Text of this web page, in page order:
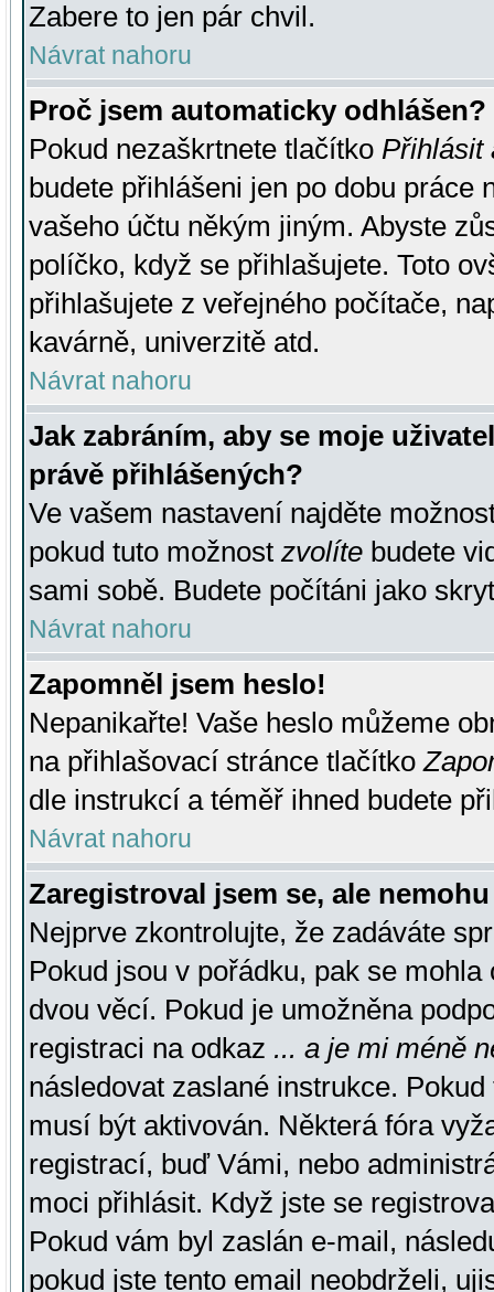
Zabere to jen pár chvil.
Návrat nahoru
Proč jsem automaticky odhlášen?
Pokud nezaškrtnete tlačítko Přihlásit
budete přihlášeni jen po dobu práce
vašeho účtu někým jiným. Abyste
políčko, když se přihlašujete. Toto
přihlašujete z veřejného počítače,
kavárně, univerzitě atd.
Návrat nahoru
Jak zabráním, aby se moje
právě přihlášených?
Ve vašem nastavení najděte
pokud tuto možnost zvolíte budete
sami sobě. Budete počítáni jako
Návrat nahoru
Zapomněl jsem heslo!
Nepanikařte! Vaše heslo můžeme
na přihlašovací stránce tlačítko
dle instrukcí a téměř ihned budete
Návrat nahoru
Zaregistroval jsem se, ale
Nejprve zkontrolujte, že zadáváte
Pokud jsou v pořádku, pak se
dvou věcí. Pokud je umožněna
registraci na odkaz ... a je mi méně
následovat zaslané instrukce.
musí být aktivován. Některá fóra
registrací, buď Vámi, nebo
moci přihlásit. Když jste se
Pokud vám byl zaslán e-mail,
pokud jste tento email neobdrželi,